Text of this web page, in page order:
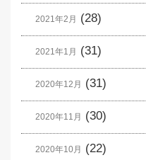
2021年2月 (28)
2021年1月 (31)
2020年12月 (31)
2020年11月 (30)
2020年10月 (22)